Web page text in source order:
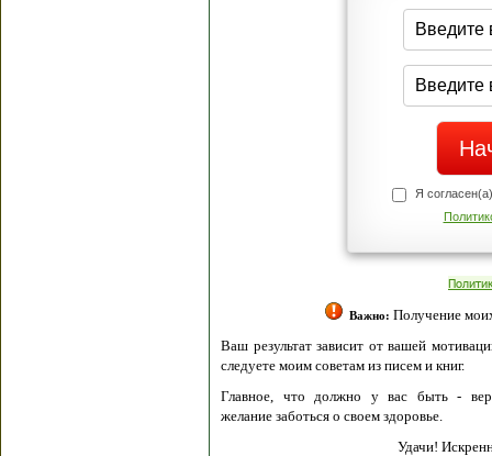
Я
Важно: Получение
Ваш результат зависит от вашей
следуете моим советам из писем и книг.
Главное, что должно у вас быть -
желание заботься о своем здоровье.
Удачи!